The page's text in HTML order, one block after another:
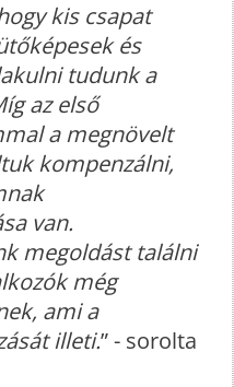
kis csapat
és
tudunk a
az első
a megnövelt
kompenzálni,
van.
megoldást találni
még
ami a
illeti.” - sorolta